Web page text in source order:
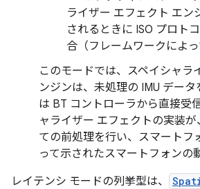
ライザー エフェクト エン
されるときに ISO プロト
合（フレームワークによっ
このモードでは、スペイシャラ
ンジンは、未処理の IMU デー
は BT コントローラから直接受
ャライザー エフェクトの実装が
ての前処理を行い、スマートフ
って示されたスマートフォンの
レイテンシ モードの列挙型は、